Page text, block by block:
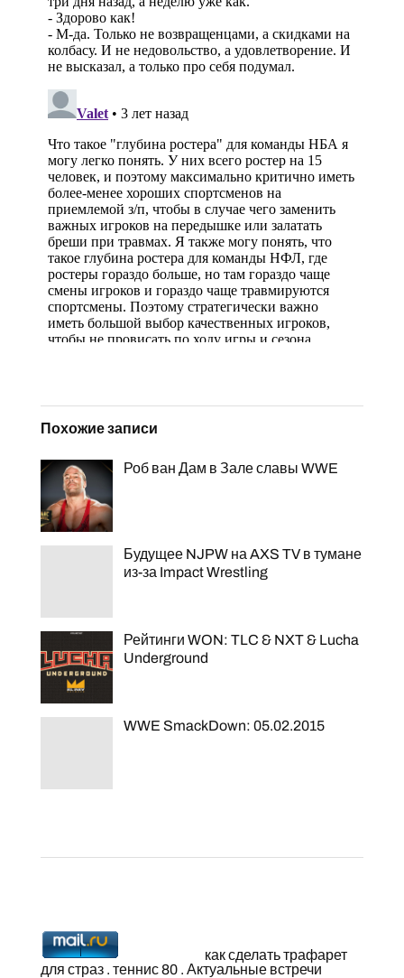
Похожие записи
Роб ван Дам в Зале славы WWE
Будущее NJPW на AXS TV в тумане
из-за Impact Wrestling
Рейтинги WON: TLC & NXT & Lucha
Underground
WWE SmackDown: 05.02.2015
как сделать трафарет
для страз. теннис 80. Актуальные встречи